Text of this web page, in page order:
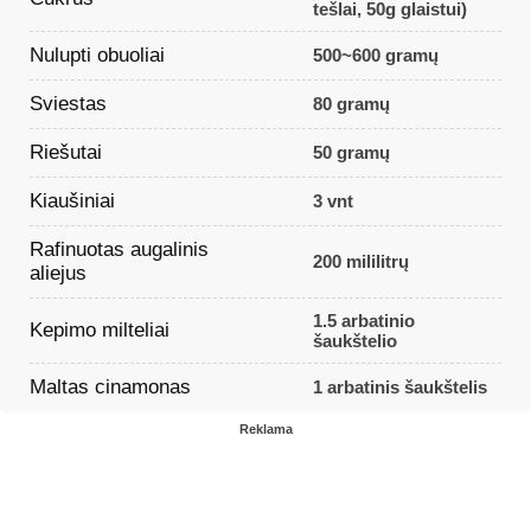
tešlai, 50g glaistui)
Nulupti obuoliai 500~600 gramų
Sviestas 80 gramų
Riešutai 50 gramų
Kiaušiniai 3 vnt
Rafinuotas augalinis
aliejus
200 mililitrų
Kepimo milteliai
1.5 arbatinio
šaukštelio
Maltas cinamonas 1 arbatinis šaukštelis
Reklama